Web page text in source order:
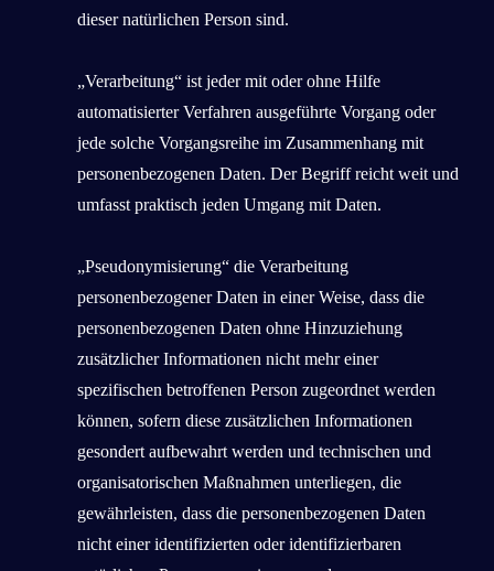
dieser natürlichen Person sind.
„Verarbeitung“ ist jeder mit oder ohne Hilfe
automatisierter Verfahren ausgeführte Vorgang oder
jede solche Vorgangsreihe im Zusammenhang mit
personenbezogenen Daten. Der Begriff reicht weit und
umfasst praktisch jeden Umgang mit Daten.
„Pseudonymisierung“ die Verarbeitung
personenbezogener Daten in einer Weise, dass die
personenbezogenen Daten ohne Hinzuziehung
zusätzlicher Informationen nicht mehr einer
spezifischen betroffenen Person zugeordnet werden
können, sofern diese zusätzlichen Informationen
gesondert aufbewahrt werden und technischen und
organisatorischen Maßnahmen unterliegen, die
gewährleisten, dass die personenbezogenen Daten
nicht einer identifizierten oder identifizierbaren